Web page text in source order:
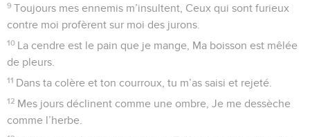
9 Toujours mes ennemis m’insultent, Ceux qui sont furieux
contre moi profèrent sur moi des jurons.
10 La cendre est le pain que je mange, Ma boisson est mêlée
de pleurs.
11 Dans ta colère et ton courroux, tu m’as saisi et rejeté.
12 Mes jours déclinent comme une ombre, Je me dessèche
comme l’herbe.